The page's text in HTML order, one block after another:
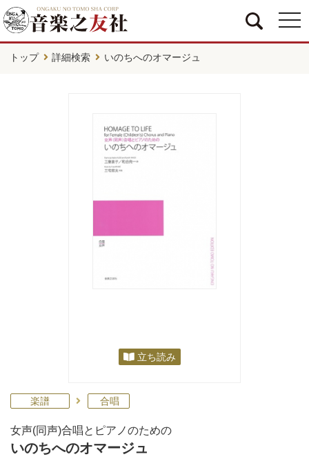
トップ 詳細検索 いのちへのオマージュ
立ち読み
楽譜 合唱
女声(同声)合唱とピアノのための
いのちへのオマージュ